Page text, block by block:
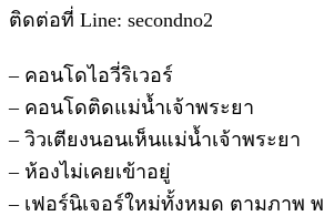
ติดต่อที่ Line: secondno2
– คอนโดไอวี่ริเวอร์
– คอนโดติดแม่น้ำเจ้าพระยา
– วิวเตียงนอนเห็นแม่น้ำเจ้าพระยา
– ห้องไม่เคยเข้าอยู่
– เฟอร์นิเจอร์ใหม่ทั้งหมด ตามภาพ